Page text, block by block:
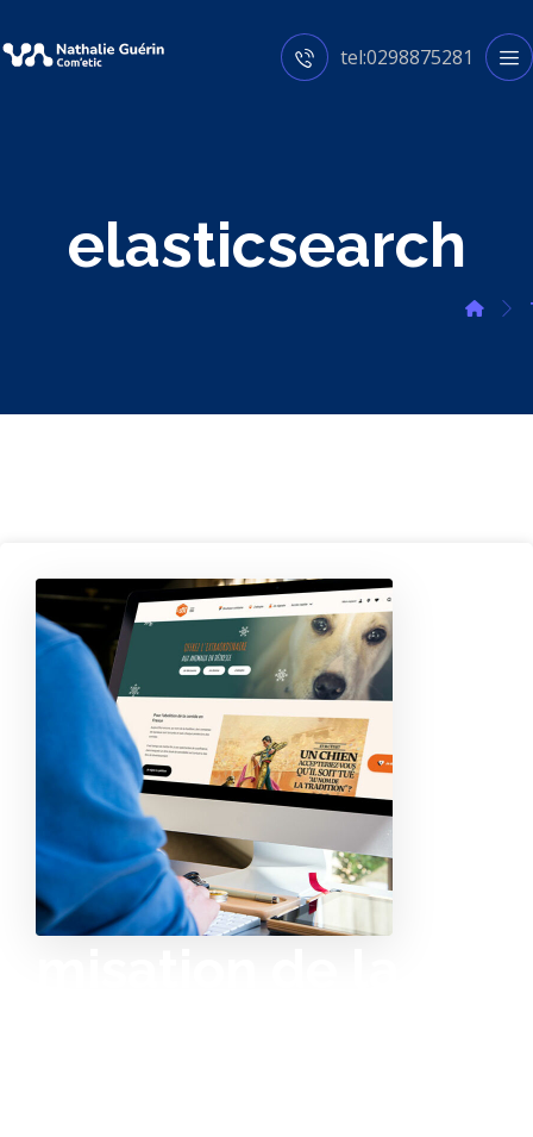
tel:0298875281
elasticsearch